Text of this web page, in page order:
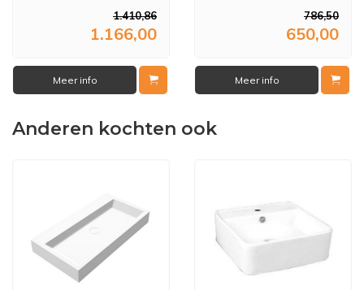
1.410,86
1.166,00
Meer info
786,50
650,00
Meer info
Anderen kochten ook